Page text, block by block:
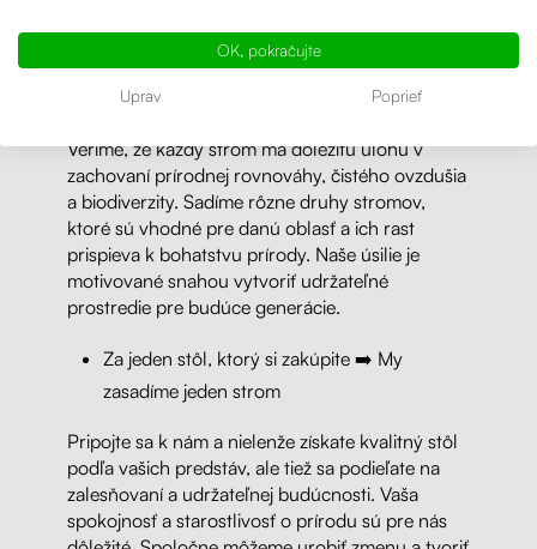
kvalitný a elegantný nábytok, ale tiež prispieva k
obnove lesných ekosystémov a zníženiu
uhlíkovej stopy."
Veríme, že každý strom má dôležitú úlohu v
zachovaní prírodnej rovnováhy, čistého ovzdušia
a biodiverzity. Sadíme rôzne druhy stromov,
ktoré sú vhodné pre danú oblasť a ich rast
prispieva k bohatstvu prírody. Naše úsilie je
motivované snahou vytvoriť udržateľné
prostredie pre budúce generácie.
Za jeden stôl, ktorý si zakúpite ➡️ My
zasadíme jeden strom
Pripojte sa k nám a nielenže získate kvalitný stôl
podľa vašich predstáv, ale tiež sa podieľate na
zalesňovaní a udržateľnej budúcnosti. Vaša
spokojnosť a starostlivosť o prírodu sú pre nás
OK, pokračujte
Uprav Poprieť